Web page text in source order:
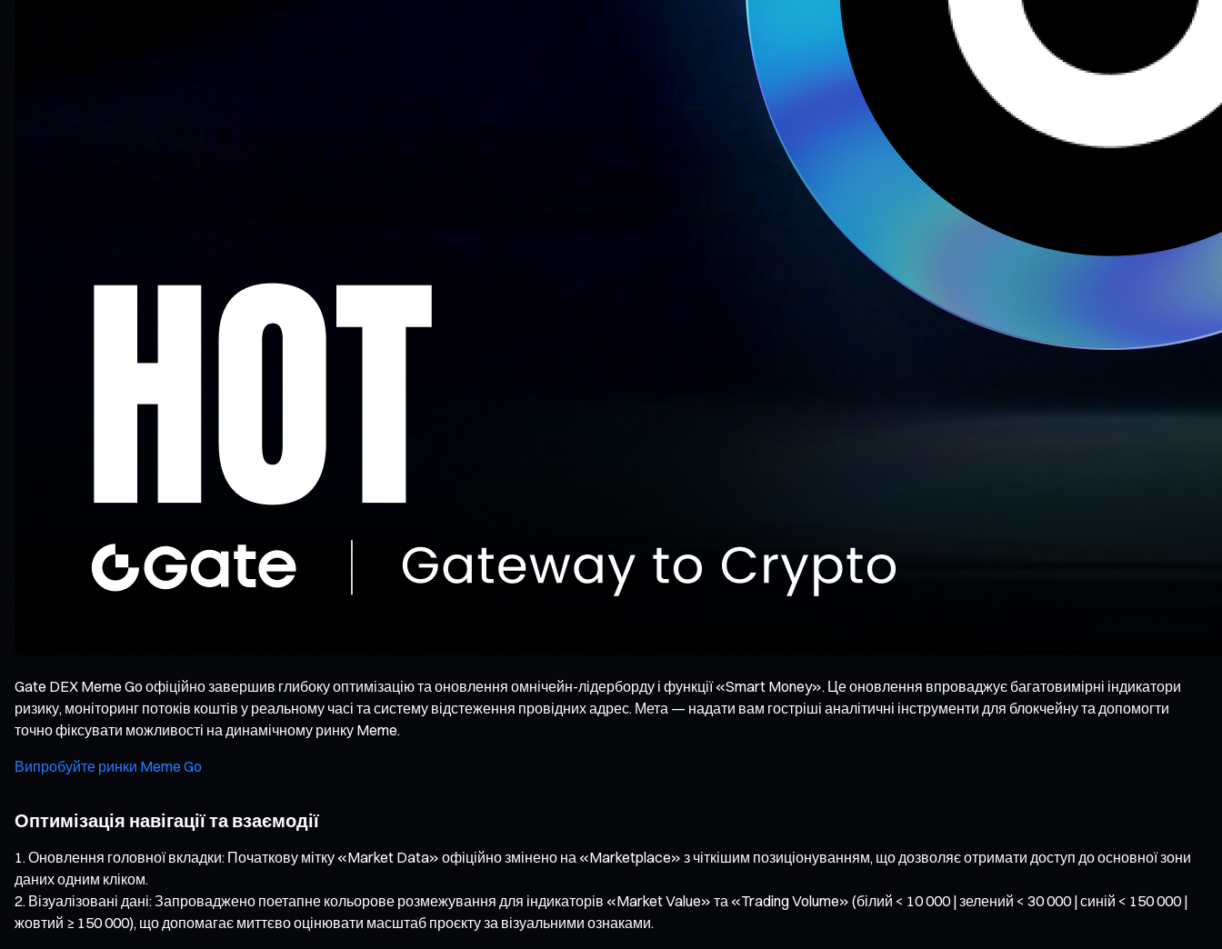
Gate DEX Meme Go офіційно завершив глибоку оптимізацію та оновлення омнічейн-лідерборду і функції «Smart Money». Це оновлення впроваджує багатовимірні індикатори
ризику, моніторинг потоків коштів у реальному часі та систему відстеження провідних адрес. Мета — надати вам гостріші аналітичні інструменти для блокчейну та допомогти
точно фіксувати можливості на динамічному ринку Meme.
Випробуйте ринки Meme Go
Оптимізація навігації та взаємодії
Оновлення головної вкладки: Початкову мітку «Market Data» офіційно змінено на «Marketplace» з чіткішим позиціонуванням, що дозволяє отримати доступ до основної зони
даних одним кліком.
Візуалізовані дані: Запроваджено поетапне кольорове розмежування для індикаторів «Market Value» та «Trading Volume» (білий < 10 000 | зелений < 30 000 | синій < 150 000 |
жовтий ≥ 150 000), що допомагає миттєво оцінювати масштаб проєкту за візуальними ознаками.